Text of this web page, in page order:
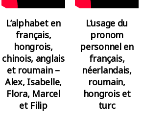
L’alphabet en
français,
hongrois,
chinois, anglais
et roumain –
Alex, Isabelle,
Flora, Marcel
et Filip
L’usage du
pronom
personnel en
français,
néerlandais,
roumain,
hongrois et
turc